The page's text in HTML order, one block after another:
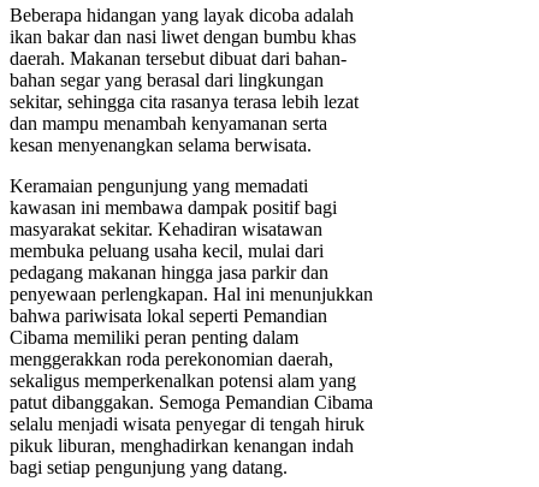
Beberapa hidangan yang layak dicoba adalah
ikan bakar dan nasi liwet dengan bumbu khas
daerah. Makanan tersebut dibuat dari bahan-
bahan segar yang berasal dari lingkungan
sekitar, sehingga cita rasanya terasa lebih lezat
dan mampu menambah kenyamanan serta
kesan menyenangkan selama berwisata.
Keramaian pengunjung yang memadati
kawasan ini membawa dampak positif bagi
masyarakat sekitar. Kehadiran wisatawan
membuka peluang usaha kecil, mulai dari
pedagang makanan hingga jasa parkir dan
penyewaan perlengkapan. Hal ini menunjukkan
bahwa pariwisata lokal seperti Pemandian
Cibama memiliki peran penting dalam
menggerakkan roda perekonomian daerah,
sekaligus memperkenalkan potensi alam yang
patut dibanggakan. Semoga Pemandian Cibama
selalu menjadi wisata penyegar di tengah hiruk
pikuk liburan, menghadirkan kenangan indah
bagi setiap pengunjung yang datang.